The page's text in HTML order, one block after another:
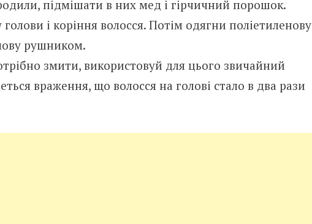
підмішати в них мед і гірчичний порошок.
і коріння волосся. Потім одягни поліетиленову
рушником.
змити, використовуй для цього звичайний
враження, що волосся на голові стало в два рази